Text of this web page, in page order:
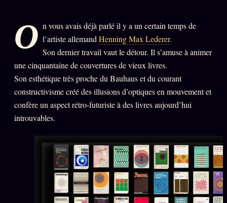
Chat Oracle
Oracle z/S
Oracle Analyse
Oracle Éclair
Oracle Couples
Oracle Famille
Oracle Sigil Sonore
O n vous avais déjà parlé il y a un certain temps de
l’artiste allemand Henning Max Lederer.
Son dernier travail vaut le détour. Il s’amuse à animer
une cinquantaine de couvertures de vieux livres.
Son esthétique très proche du Bauhaus et du courant
constructivisme créé des illusions d’optiques en mouvement et
confère un aspect rétro-futuriste à des livres aujourd’hui
introuvables.